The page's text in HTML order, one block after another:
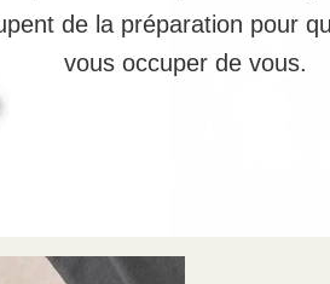
de la préparation pour
vous occuper de vous.